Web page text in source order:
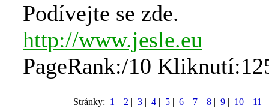
Podívejte se zde.
http://www.jesle.eu
PageRank:/10
Stránky: 1 | 2 | 3 | 4 | 5 | 6 | 7 | 8 | 9 | 10 | 11